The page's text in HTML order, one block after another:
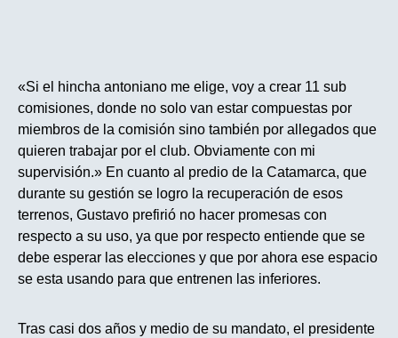
«Si el hincha antoniano me elige, voy a crear 11 sub
comisiones, donde no solo van estar compuestas por
miembros de la comisión sino también por allegados que
quieren trabajar por el club. Obviamente con mi
supervisión.» En cuanto al predio de la Catamarca, que
durante su gestión se logro la recuperación de esos
terrenos, Gustavo prefirió no hacer promesas con
respecto a su uso, ya que por respecto entiende que se
debe esperar las elecciones y que por ahora ese espacio
se esta usando para que entrenen las inferiores.
Tras casi dos años y medio de su mandato, el presidente